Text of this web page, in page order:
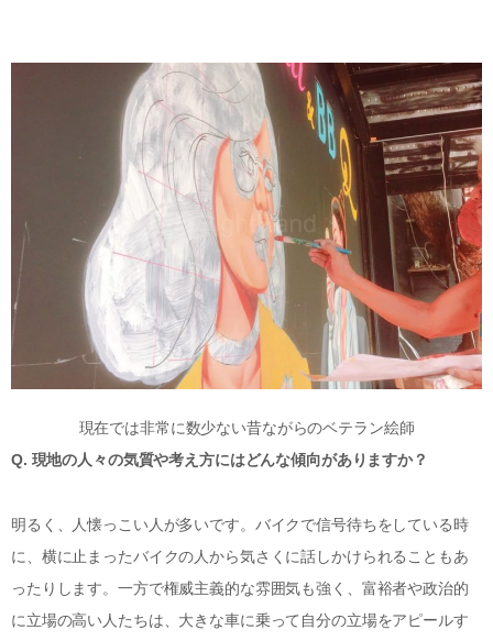
現在では非常に数少ない昔ながらのベテラン絵師
Q. 現地の人々の気質や考え方にはどんな傾向がありますか？
明るく、人懐っこい人が多いです。バイクで信号待ちをしている時
に、横に止まったバイクの人から気さくに話しかけられることもあ
ったりします。一方で権威主義的な雰囲気も強く、富裕者や政治的
に立場の高い人たちは、大きな車に乗って自分の立場をアピールす